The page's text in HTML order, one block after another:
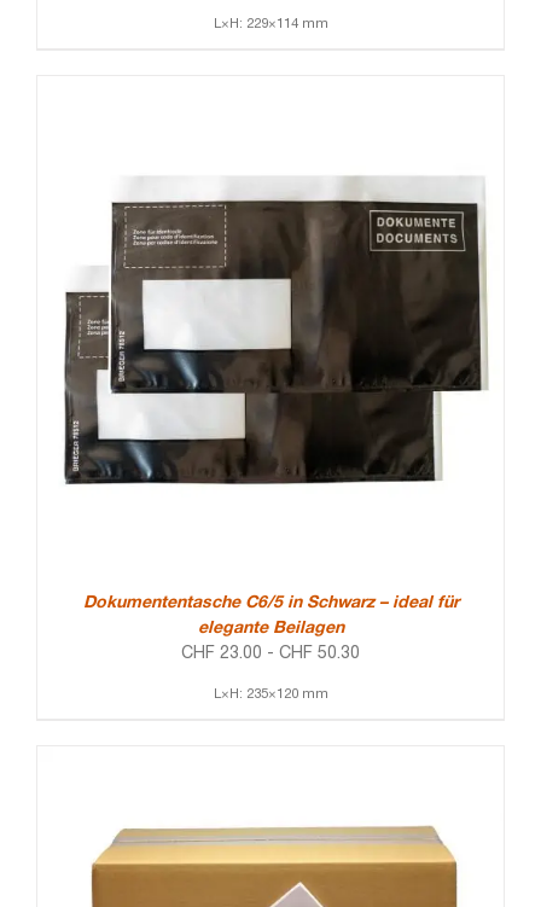
L×H: 229×114 mm
Dokumententasche C6/5 in Schwarz – ideal für
elegante Beilagen
CHF 23.00 - CHF 50.30
L×H: 235×120 mm